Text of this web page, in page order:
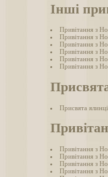
Інші
Привітання з
Привітання з
Привітання з
Привітання з
Привітання з
Привітання з
Присвята
Привітання з
Привітання з
Привітання з
Привітання з